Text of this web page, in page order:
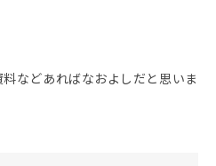
などあればなおよしだと思いま